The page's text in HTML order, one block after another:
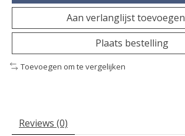
Aan verlanglijst toevoegen
Plaats bestelling
Toevoegen om te vergelijken
Reviews (0)